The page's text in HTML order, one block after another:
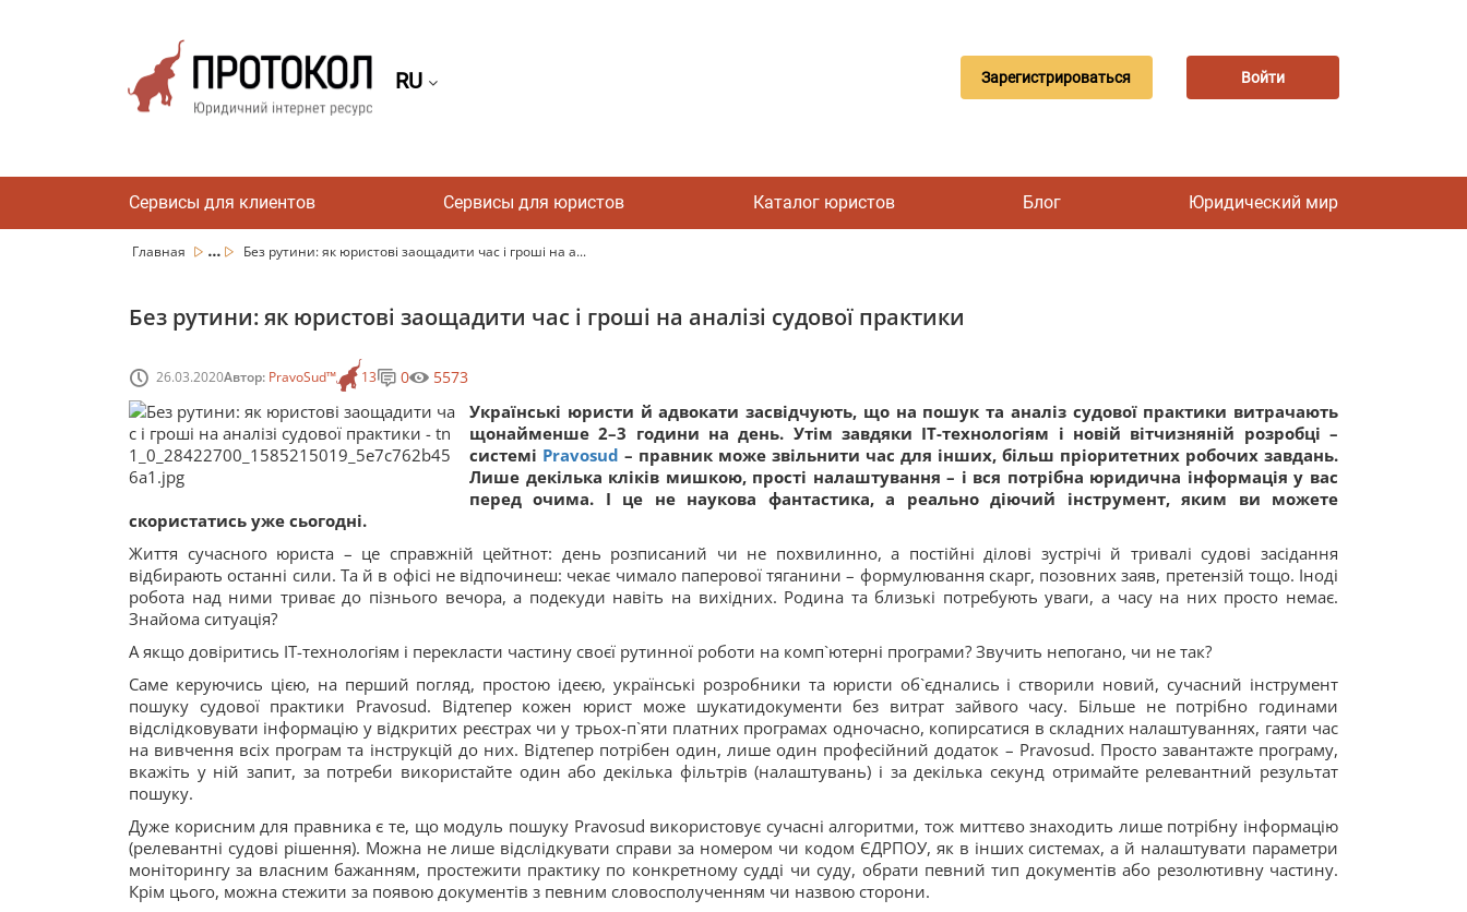
RU Зарегистрироваться Войти
Сервисы для клиентов Сервисы для юристов Каталог юристов Блог Юридический мир
Главная ... Без рутини: як юристові заощадити час і гроші на а...
Без рутини: як юристові заощадити час і гроші на аналізі судової практики
26.03.2020Автор: PravoSud™ 13 0 5573
Українські юристи й адвокати засвідчують, що на пошук та аналіз судової практики витрачають
щонайменше 2–3 години на день. Утім завдяки IT-технологіям і новій вітчизняній розробці –
системі Pravosud – правник може звільнити час для інших, більш пріоритетних робочих завдань.
Лише декілька кліків мишкою, прості налаштування – і вся потрібна юридична інформація у вас
перед очима. І це не наукова фантастика, а реально діючий інструмент, яким ви можете
скористатись уже сьогодні.
Життя сучасного юриста – це справжній цейтнот: день розписаний чи не похвилинно, а постійні ділові зустрічі й тривалі судові засідання
відбирають останні сили. Та й в офісі не відпочинеш: чекає чимало паперової тяганини – формулювання скарг, позовних заяв, претензій тощо. Іноді
робота над ними триває до пізнього вечора, а подекуди навіть на вихідних. Родина та близькі потребують уваги, а часу на них просто немає.
Знайома ситуація?
А якщо довіритись ІТ-технологіям і перекласти частину своєї рутинної роботи на комп`ютерні програми? Звучить непогано, чи не так?
Саме керуючись цією, на перший погляд, простою ідеєю, українські розробники та юристи об`єднались і створили новий, сучасний інструмент
пошуку судової практики Pravosud. Відтепер кожен юрист може шукатидокументи без витрат зайвого часу. Більше не потрібно годинами
відслідковувати інформацію у відкритих реєстрах чи у трьох-п`яти платних програмах одночасно, копирсатися в складних налаштуваннях, гаяти час
на вивчення всіх програм та інструкцій до них. Відтепер потрібен один, лише один професійний додаток – Pravosud. Просто завантажте програму,
вкажіть у ній запит, за потреби використайте один або декілька фільтрів (налаштувань) і за декілька секунд отримайте релевантний результат
пошуку.
Дуже корисним для правника є те, що модуль пошуку Pravosud використовує сучасні алгоритми, тож миттєво знаходить лише потрібну інформацію
(релевантні судові рішення). Можна не лише відслідкувати справи за номером чи кодом ЄДРПОУ, як в інших системах, а й налаштувати параметри
моніторингу за власним бажанням, простежити практику по конкретному судді чи суду, обрати певний тип документів або резолютивну частину.
Крім цього, можна стежити за появою документів з певним словосполученням чи назвою сторони.